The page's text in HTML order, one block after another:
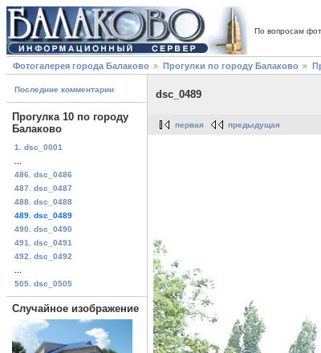
По вопросам
Фотогалерея города Балаково Прогулки по городу Балаково
Последние комментарии
Прогулка 10 по городу
Балаково
1. dsc_0001
486. dsc_0486
487. dsc_0487
488. dsc_0488
489. dsc_0489
490. dsc_0490
491. dsc_0491
492. dsc_0492
505. dsc_0505
Случайное изображение
dsc_0489
первая предыдущая